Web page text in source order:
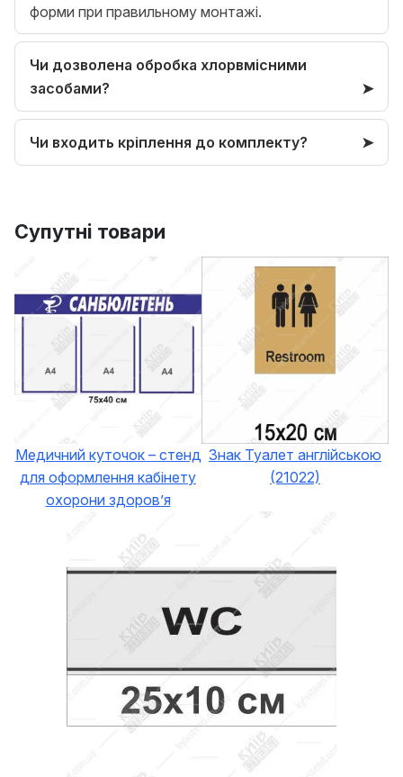
форми при правильному монтажі.
Чи дозволена обробка хлорвмісними
засобами?
Чи входить кріплення до комплекту?
Супутні товари
Медичний куточок – стенд
для оформлення кабінету
охорони здоров’я
Знак Туалет англійською
(21022)